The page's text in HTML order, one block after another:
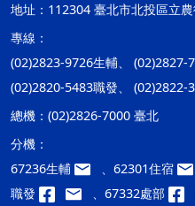
地址： 112304 臺北市北投區立
專線：
(02)2823-9726生輔、 (02)2827-
(02)2820-5483職發、 (02)2822-
總機： (02)2826-7000 臺北
分機：
67236生輔
、62301住宿
職發
、67332處部